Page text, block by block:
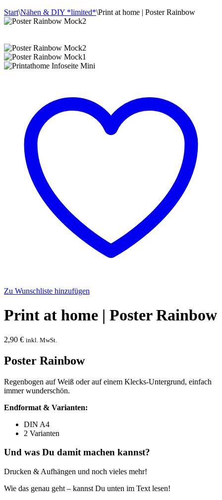
Start\Nähen & DIY *limited*\Print at home | Poster Rainbow
Zu Wunschliste hinzufügen
Print at home | Poster Rainbow
2,90 € inkl. MwSt.
Poster Rainbow
Regenbogen auf Weiß oder auf einem Klecks-Untergrund, einfach
immer wunderschön.
Endformat & Varianten:
DIN A4
2 Varianten
Und was Du damit machen kannst?
Drucken & Aufhängen und noch vieles mehr!
Wie das genau geht – kannst Du unten im Text lesen!